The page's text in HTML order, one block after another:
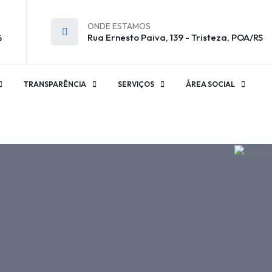
ONDE ESTAMOS
Rua Ernesto Paiva, 139 - Tristeza, POA/RS
TRANSPARÊNCIA SERVIÇOS ÁREA SOCIAL